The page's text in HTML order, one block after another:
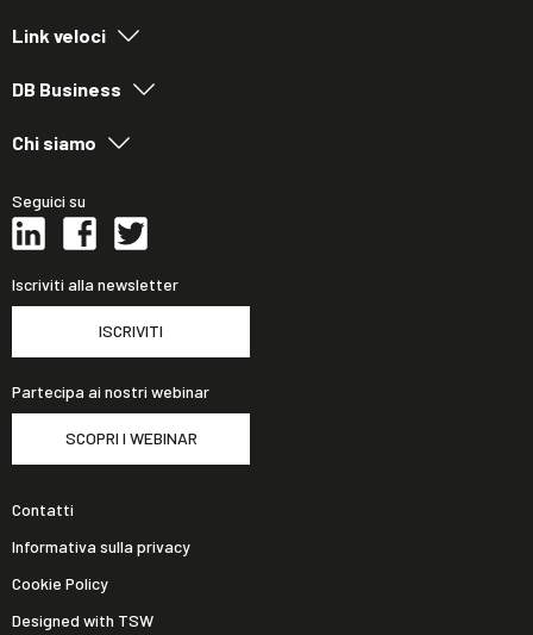
Link veloci
DB Business
Chi siamo
Seguici su
Iscriviti alla newsletter
ISCRIVITI
Partecipa ai nostri webinar
SCOPRI I WEBINAR
Contatti
Informativa sulla privacy
Cookie Policy
Designed with TSW